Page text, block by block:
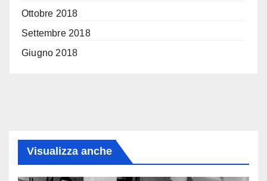
Ottobre 2018
Settembre 2018
Giugno 2018
Visualizza anche